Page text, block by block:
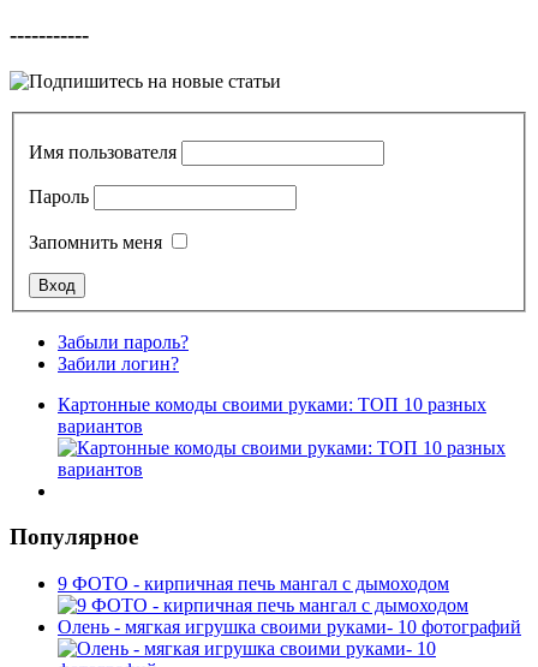
-----------
Имя пользователя
Пароль
Запомнить меня
Забыли пароль?
Забили логин?
Картонные комоды своими руками: ТОП 10 разных
вариантов
Популярное
9 ФОТО - кирпичная печь мангал с дымоходом
Олень - мягкая игрушка своими руками- 10 фотографий